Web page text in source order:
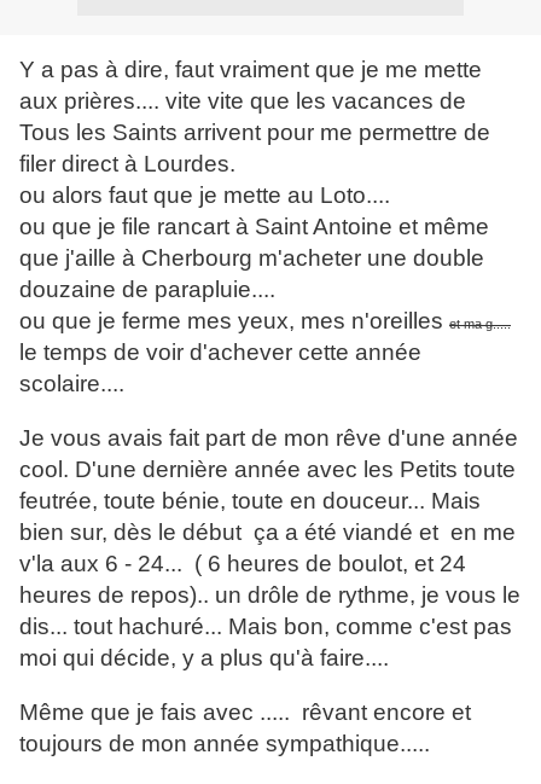
Y a pas à dire, faut vraiment que je me mette
aux prières.... vite vite que les vacances de
Tous les Saints arrivent pour me permettre de
filer direct à Lourdes.
ou alors faut que je mette au Loto....
ou que je file rancart à Saint Antoine et même
que j'aille à Cherbourg m'acheter une double
douzaine de parapluie....
ou que je ferme mes yeux, mes n'oreilles et ma g.....
le temps de voir d'achever cette année
scolaire....
Je vous avais fait part de mon rêve d'une année
cool. D'une dernière année avec les Petits toute
feutrée, toute bénie, toute en douceur... Mais
bien sur, dès le début ça a été viandé et en me
v'la aux 6 - 24... ( 6 heures de boulot, et 24
heures de repos).. un drôle de rythme, je vous le
dis... tout hachuré... Mais bon, comme c'est pas
moi qui décide, y a plus qu'à faire....
Même que je fais avec ..... rêvant encore et
toujours de mon année sympathique.....